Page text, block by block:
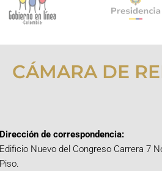
CÁMARA DE
Dirección de correspondencia:
Edificio Nuevo del Congreso Carrera 7
Piso.